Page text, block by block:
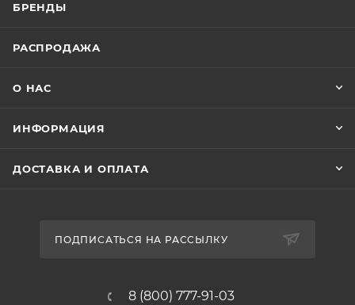
БРЕНДЫ
РАСПРОДАЖА
О НАС
ИНФОРМАЦИЯ
ДОСТАВКА И ОПЛАТА
ПОДПИСАТЬСЯ НА РАССЫЛКУ
8 (800) 777-91-03